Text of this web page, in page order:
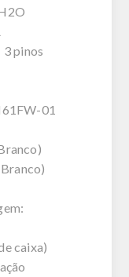
pinos
01
caixa)